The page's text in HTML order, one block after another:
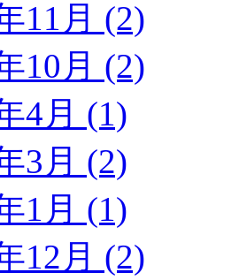
11月 (2)
10月 (2)
4月 (1)
3月 (2)
1月 (1)
12月 (2)